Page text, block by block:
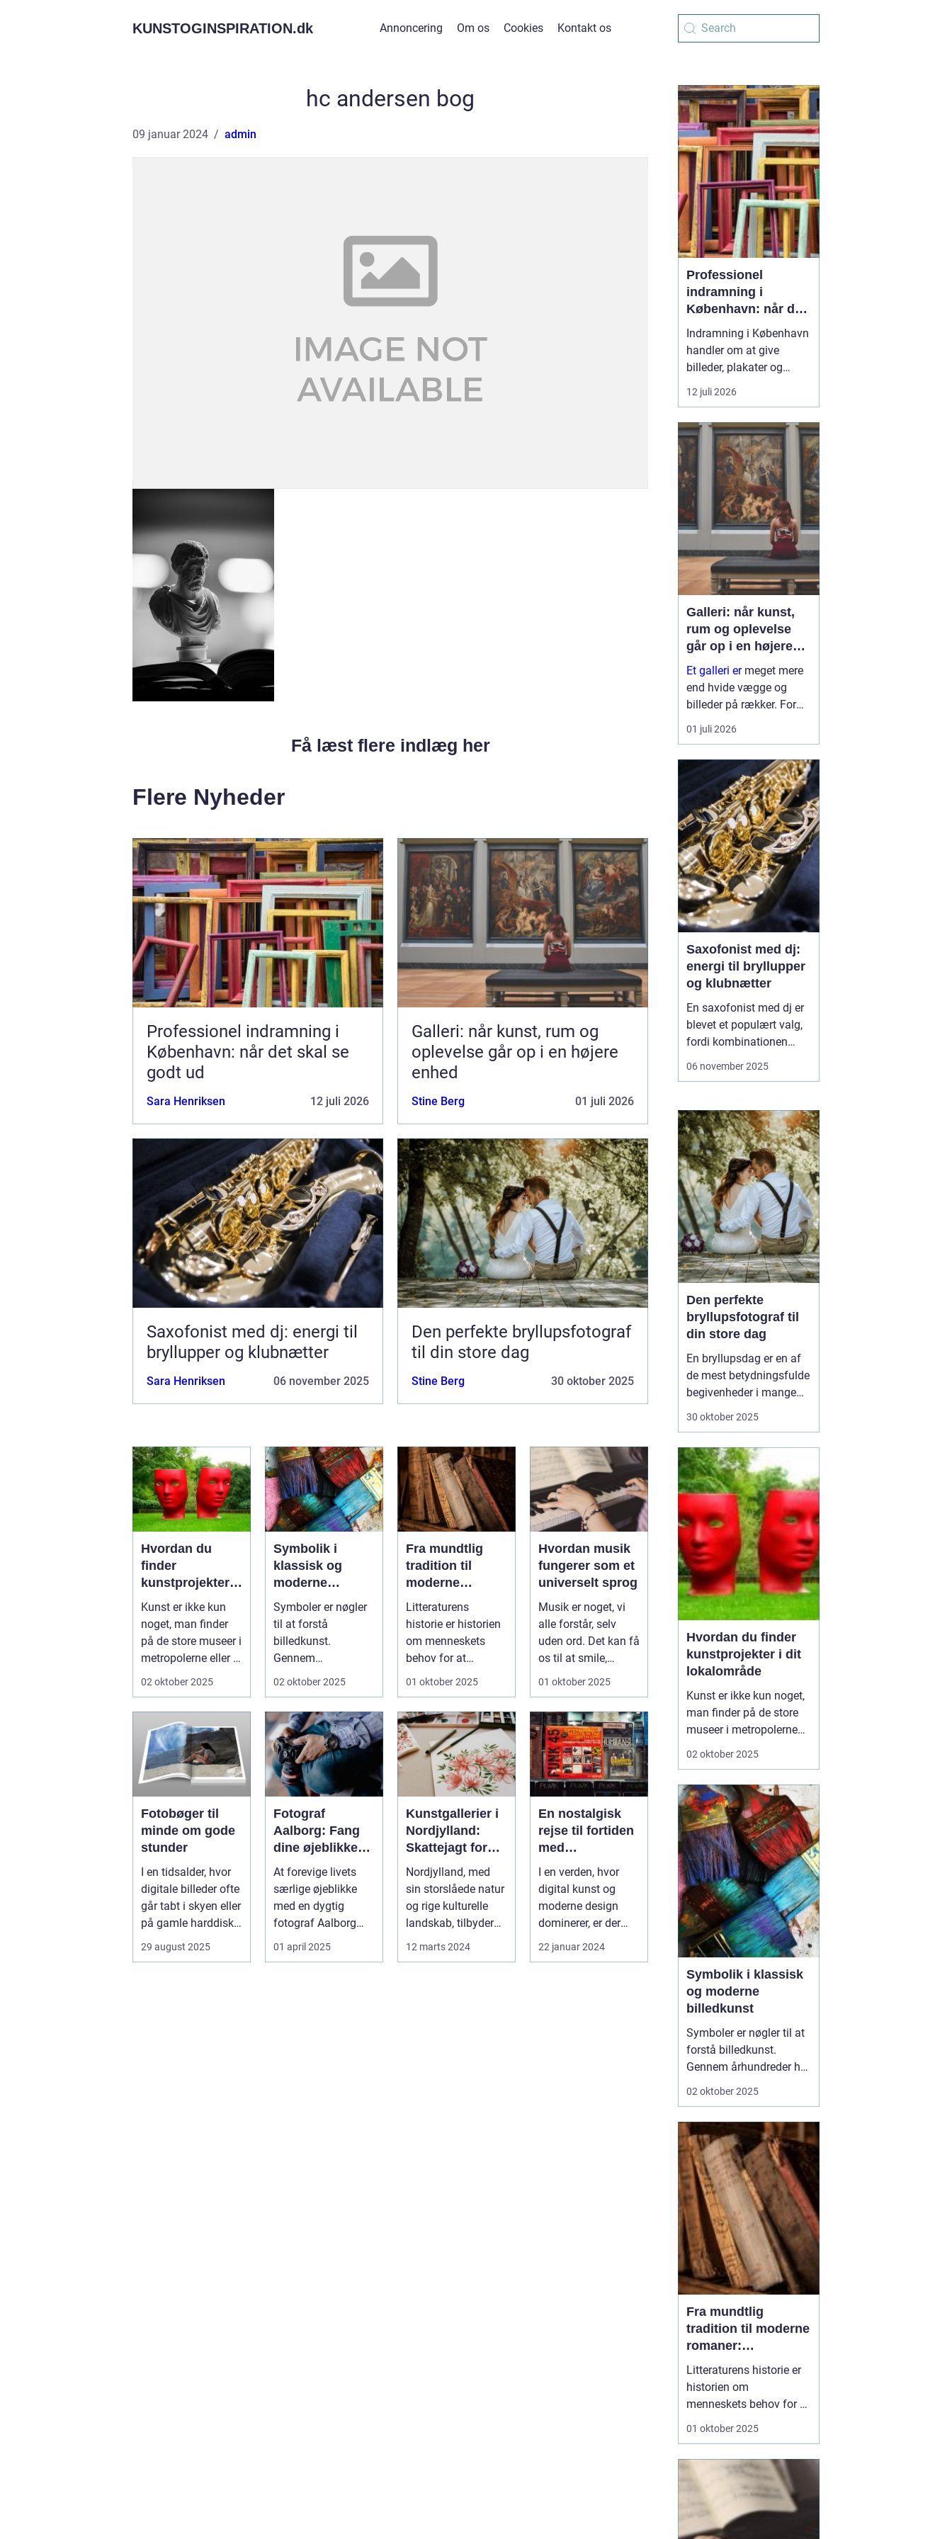
KUNSTOGINSPIRATION.dk Annoncering Om os Cookies Kontakt os
hc andersen bog
09 januar 2024 admin
Få læst flere indlæg her
Flere Nyheder
Professionel indramning i
København: når det skal se
godt ud
Sara Henriksen 12 juli 2026
Galleri: når kunst, rum og
oplevelse går op i en højere
enhed
Stine Berg 01 juli 2026
Saxofonist med dj: energi til
bryllupper og klubnætter
Sara Henriksen 06 november 2025
Den perfekte bryllupsfotograf
til din store dag
Stine Berg 30 oktober 2025
Hvordan du
finder
kunstprojekter i
dit lokalområde
Kunst er ikke kun
noget, man finder
på de store museer i
metropolerne eller i
internationale g...
02 oktober 2025
Symbolik i
klassisk og
moderne
billedkunst
Symboler er nøgler
til at forstå
billedkunst.
Gennem
århundreder har
02 oktober 2025
Fra mundtlig
tradition til
moderne
romaner:
Litteraturens
Litteraturens
historie er historien
om menneskets
behov for at
fortælle. Før der
01 oktober 2025
Hvordan musik
fungerer som et
universelt sprog
Musik er noget, vi
alle forstår, selv
uden ord. Det kan få
os til at smile,
minde os om ...
01 oktober 2025
Fotobøger til
minde om gode
stunder
I en tidsalder, hvor
digitale billeder ofte
går tabt i skyen eller
på gamle harddiske,
29 august 2025
Fotograf
Aalborg: Fang
dine øjeblikke
med en
professionel
fotograf
At forevige livets
særlige øjeblikke
med en dygtig
fotograf Aalborg
kan skabe minder,
01 april 2025
Kunstgallerier i
Nordjylland:
Skattejagt for
kunstentusiaste
Nordjylland, med
sin storslåede natur
og rige kulturelle
landskab, tilbyder
12 marts 2024
En nostalgisk
rejse til fortiden
med
retroplakater
I en verden, hvor
digital kunst og
moderne design
dominerer, er der
noget dybt
fascinerende og
22 januar 2024
Professionel
indramning i
København: når det
skal se godt ud
Indramning i København
handler om at give
billeder, plakater og
personlige minder en
ramme, der både
motivet. Hos mange
københavnere fylder
kunst, fotografier og
plakater meget i
indretningen, og flere...
12 juli 2026
Galleri: når kunst,
rum og oplevelse
går op i en højere
enhed
Et galleri ermeget mere
end hvide vægge og
billeder på rækker. For
mange fungerer galleriet
som et frirum, hvor vi
få et øjebliks pause fra
hverdagen. For
kunstnere er galleriet et
profession...
01 juli 2026
Saxofonist med dj:
energi til bryllupper
og klubnætter
En saxofonist med dj er
blevet et populært valg,
fordi kombinationen
giver både fleksibilitet og
menneskeligt
instrument, der kan
bevæge sig rundt blandt
gæsterne...
06 november 2025
Den perfekte
bryllupsfotograf til
din store dag
En bryllupsdag er en af
de mest betydningsfulde
begivenheder i mange
menneskers liv. Det er en
og uforglemmelige
øjeblikke. Når klokkerne
ringer, og risene flyver, vil
de fleste par gerne sikr...
30 oktober 2025
Hvordan du finder
kunstprojekter i dit
lokalområde
Kunst er ikke kun noget,
man finder på de store
museer i metropolerne
eller i internationale
parker, på biblioteker, i
kulturhuse, på facader
og i små fællessk...
02 oktober 2025
Symbolik i klassisk
og moderne
billedkunst
Symboler er nøgler til at
forstå billedkunst.
Gennem århundreder har
kunstnere brugt tegn,
mening. I klassisk kunst
blev symbolikken ofte
brugt til at formidle
religiø...
02 oktober 2025
Fra mundtlig
tradition til moderne
romaner:
Litteraturens
udvikling
Litteraturens historie er
historien om
menneskets behov for at
fortælle. Før der fandtes
fortællingerne. De blev
fortalt ved ildstedet,
sunget i sange og
videregivet fra
01 oktober 2025